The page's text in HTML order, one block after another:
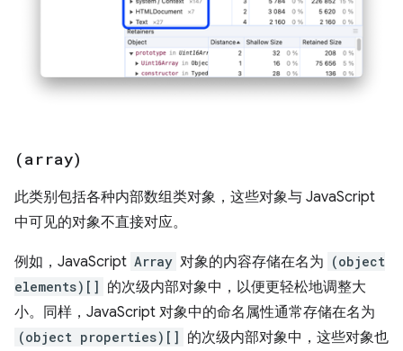
(array)
此类别包括各种内部数组类对象，这些对象与 JavaScript
中可见的对象不直接对应。
例如，JavaScript Array 对象的内容存储在名为 (object
elements)[] 的次级内部对象中，以便更轻松地调整大
小。同样，JavaScript 对象中的命名属性通常存储在名为
(object properties)[] 的次级内部对象中，这些对象也